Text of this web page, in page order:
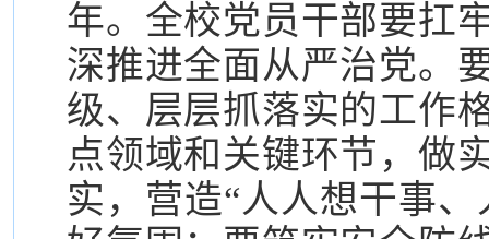
年。全校党员干部要扛
深推进全面从严治党。
级、层层抓落实的工作
点领域和关键环节，做
实，营造“人人想干事